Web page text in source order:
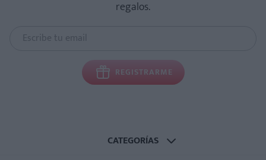
regalos.
REGISTRARME
CATEGORÍAS